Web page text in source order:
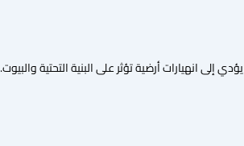
إلى انهيارات أرضية تؤثر على البنية التحتية والبيوت.